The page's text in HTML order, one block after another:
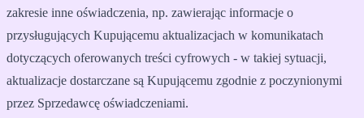
zakresie inne oświadczenia, np. zawierając informacje o
przysługujących Kupującemu aktualizacjach w komunikatach
dotyczących oferowanych treści cyfrowych - w takiej sytuacji,
aktualizacje dostarczane są Kupującemu zgodnie z poczynionymi
przez Sprzedawcę oświadczeniami.